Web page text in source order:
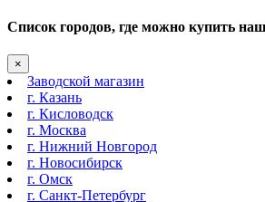
Список городов, где можно купить
×
Заводской магазин
г. Казань
г. Кисловодск
г. Москва
г. Нижний Новгород
г. Новосибирск
г. Омск
г. Санкт-Петербург